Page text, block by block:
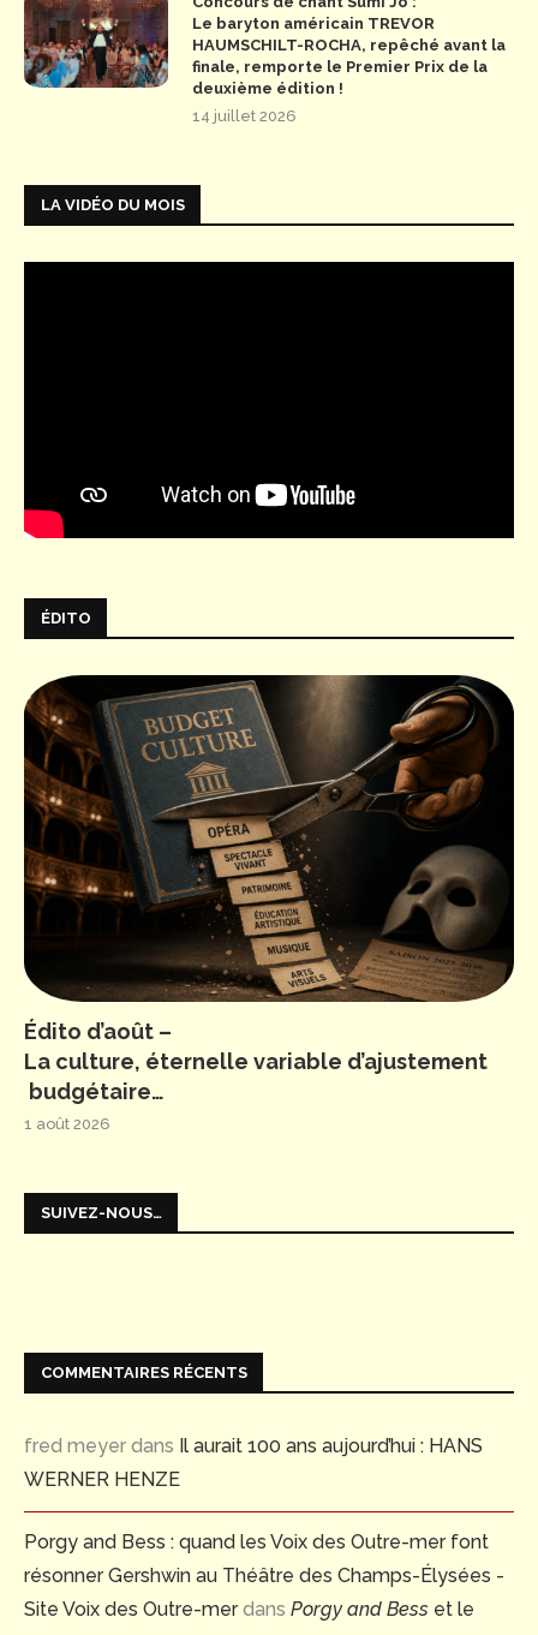
Le baryton américain TREVOR
HAUMSCHILT-ROCHA, repêché avant la
finale, remporte le Premier Prix de la
deuxième édition !
14 juillet 2026
LA VIDÉO DU MOIS
ÉDITO
Édito d’août –
La culture, éternelle variable d’ajustement
budgétaire…
1 août 2026
SUIVEZ-NOUS…
COMMENTAIRES RÉCENTS
fred meyer dans Il aurait 100 ans aujourd’hui : HANS
WERNER HENZE
Porgy and Bess : quand les Voix des Outre-mer font
résonner Gershwin au Théâtre des Champs-Élysées -
Site Voix des Outre-merdans Porgy and Bess et le